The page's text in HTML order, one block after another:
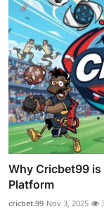
Why Cricbet99 is
Platform
cricbet.99 Nov 3, 2025